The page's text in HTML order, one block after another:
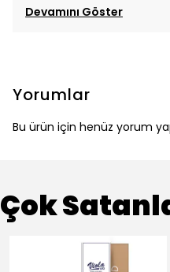
Devamını Göster
Yorumlar
Bu ürün için henüz yorum
Çok